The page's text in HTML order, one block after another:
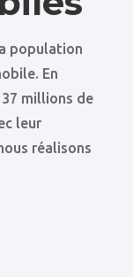
population
En
37 millions de
leur
réalisons